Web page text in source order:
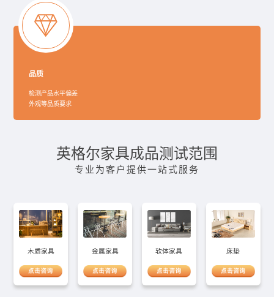
品质
检测产品水平偏差
外观等品质要求
英格尔家具成品测试范围
专业为客户提供一站式服务
木质家具 金属家具 软体家具 床垫